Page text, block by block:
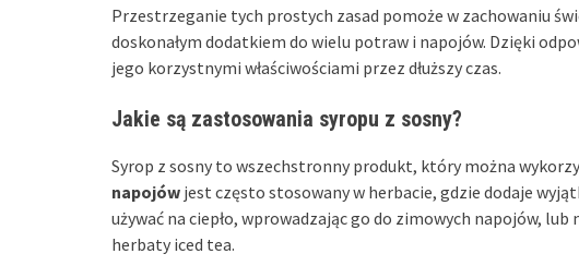
Przestrzeganie tych prostych zasad pomoże w zachowaniu
doskonałym dodatkiem do wielu potraw i napojów. Dzięki
jego korzystnymi właściwościami przez dłuższy czas.
Jakie są zastosowania syropu z sosny?
Syrop z sosny to wszechstronny produkt, który można
napojów jest często stosowany w herbacie, gdzie dodaje
używać na ciepło, wprowadzając go do zimowych napojów,
herbaty iced tea.